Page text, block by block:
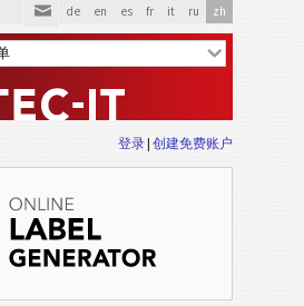
de en es fr it ru zh
登录 创建免费账户